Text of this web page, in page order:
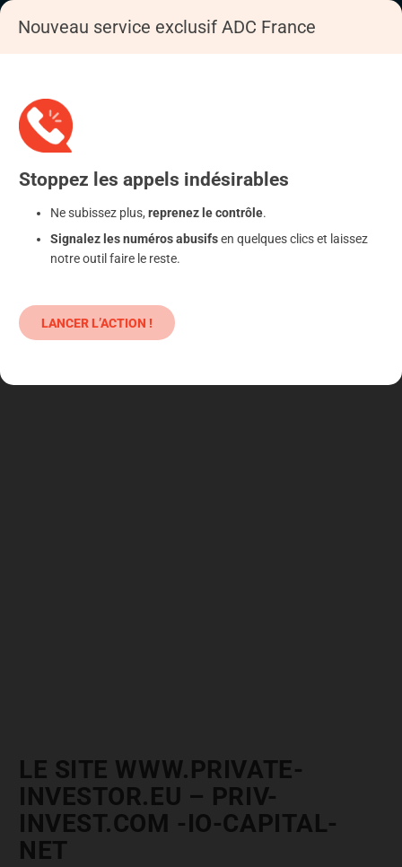
LE SITE WWW.PRIVATE-
INVESTOR.EU – PRIV-
INVEST.COM -IO-CAPITAL-
NET
Nouveau service exclusif ADC France
Stoppez les appels indésirables
Ne subissez plus, reprenez le contrôle.
Signalez les numéros abusifsen quelques clics et laissez
notre outil faire le reste.
LANCER L’ACTION !